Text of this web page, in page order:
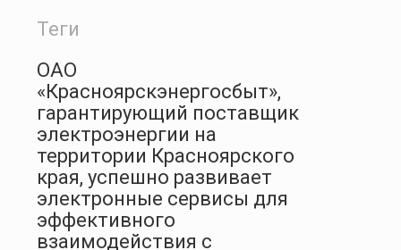
Теги
ОАО
«Красноярскэнергосбыт»,
гарантирующий поставщик
электроэнергии на
территории Красноярского
края, успешно развивает
электронные сервисы для
эффективного
взаимодействия с